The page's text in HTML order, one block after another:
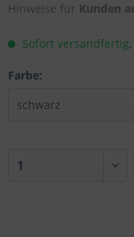
Hinweise für Kunden
Sofort
Farbe: